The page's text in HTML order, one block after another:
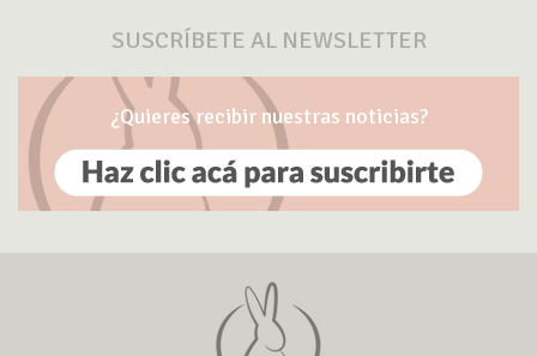
SUSCRÍBETE AL NEWSLETTER
¿Quieres recibir nuestras noticias?